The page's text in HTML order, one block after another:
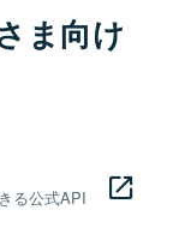
ま向け
る公式API